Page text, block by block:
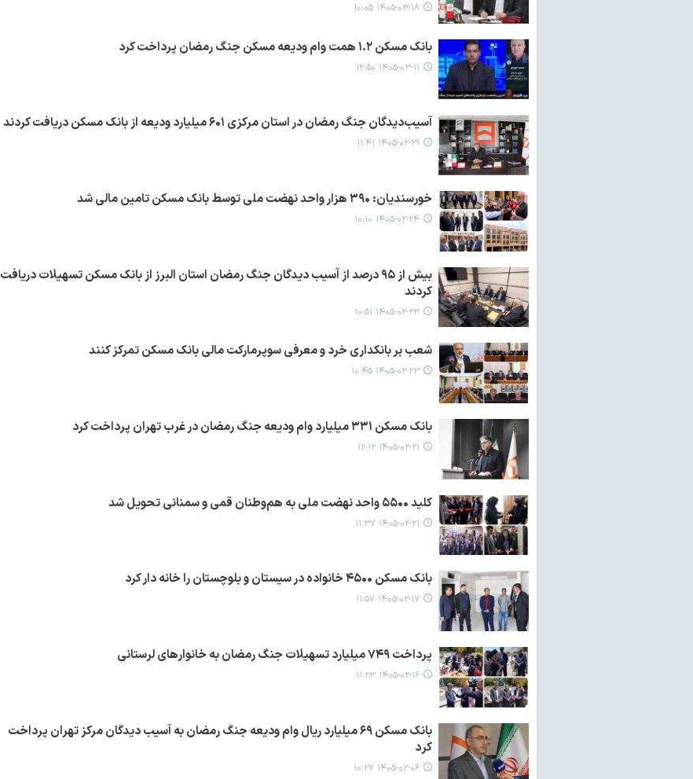
۱۴۰۵-۰۳-۱۸ ۱۰:۰۵
بانک مسکن ۱.۲ همت وام ودیعه مسکن جنگ رمضان پرداخت کرد
۱۴۰۵-۰۳-۱۱ ۱۲:۵۰
آسیب‌دیدگان جنگ رمضان در استان مرکزی ۶۰۱ میلیارد ودیعه از بانک مسکن دریافت کردند
۱۴۰۵-۰۲-۲۹ ۱۱:۴۱
خورسندیان: ۳۹۰ هزار واحد نهضت ملی توسط بانک مسکن تامین مالی شد
۱۴۰۵-۰۲-۲۴ ۱۰:۱۰
بیش از ۹۵ درصد از آسیب دیدگان جنگ رمضان استان البرز از بانک مسکن تسهیلات دریافت
کردند
۱۴۰۵-۰۲-۲۳ ۱۰:۵۱
شعب بر بانکداری خرد و معرفی سوپرمارکت مالی بانک مسکن تمرکز کنند
۱۴۰۵-۰۲-۲۳ ۱۰:۴۵
بانک مسکن ۳۳۱ میلیارد وام ودیعه جنگ رمضان در غرب تهران پرداخت کرد
۱۴۰۵-۰۲-۲۱ ۱۲:۱۲
کلید ۵۵۰۰ واحد نهضت ملی به هم‌وطنان قمی و سمنانی تحویل شد
۱۴۰۵-۰۲-۲۱ ۱۱:۳۷
بانک مسکن ۴۵۰۰ خانواده در سیستان و بلوچستان را خانه دار کرد
۱۴۰۵-۰۲-۱۷ ۱۱:۵۷
پرداخت ۷۴۹ میلیارد تسهیلات جنگ رمضان به خانوارهای لرستانی
۱۴۰۵-۰۲-۱۶ ۱۱:۲۳
بانک مسکن ۶۹ میلیارد ریال وام ودیعه جنگ رمضان به آسیب دیدگان مرکز تهران پرداخت
کرد
۱۴۰۵-۰۲-۰۶ ۱۰:۲۷